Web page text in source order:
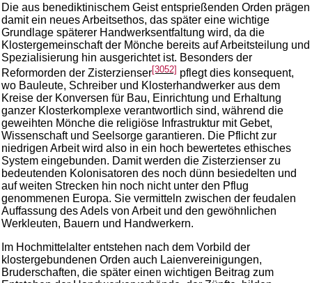
Die aus benediktinischem Geist entsprießenden Orden prägen
damit ein neues Arbeitsethos, das später eine wichtige
Grundlage späterer Handwerksentfaltung wird, da die
Klostergemeinschaft der Mönche bereits auf Arbeitsteilung und
Spezialisierung hin ausgerichtet ist. Besonders der
Reformorden der Zisterzienser[3052] pflegt dies konsequent,
wo Bauleute, Schreiber und Klosterhandwerker aus dem
Kreise der Konversen für Bau, Einrichtung und Erhaltung
ganzer Klosterkomplexe verantwortlich sind, während die
geweihten Mönche die religiöse Infrastruktur mit Gebet,
Wissenschaft und Seelsorge garantieren. Die Pflicht zur
niedrigen Arbeit wird also in ein hoch bewertetes ethisches
System eingebunden. Damit werden die Zisterzienser zu
bedeutenden Kolonisatoren des noch dünn besiedelten und
auf weiten Strecken hin noch nicht unter den Pflug
genommenen Europa. Sie vermitteln zwischen der feudalen
Auffassung des Adels von Arbeit und den gewöhnlichen
Werkleuten, Bauern und Handwerkern.
Im Hochmittelalter entstehen nach dem Vorbild der
klostergebundenen Orden auch Laienvereinigungen,
Bruderschaften, die später einen wichtigen Beitrag zum